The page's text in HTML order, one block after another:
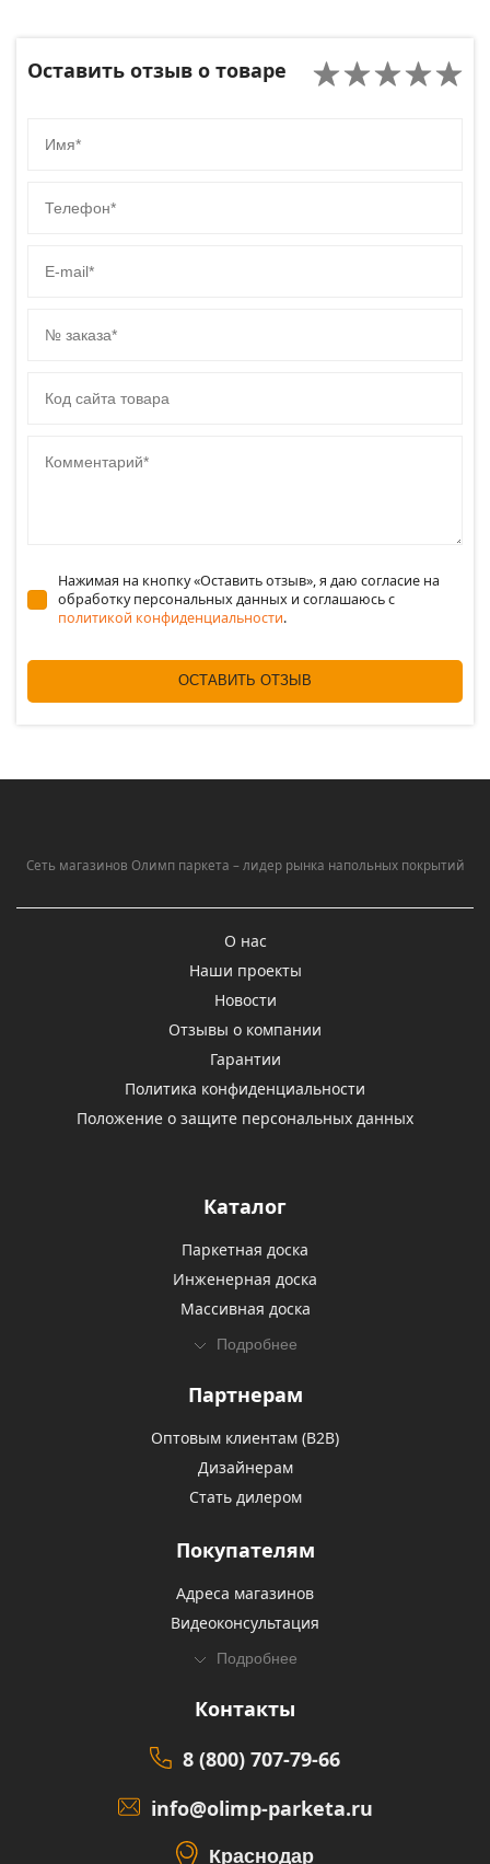
Оставить отзыв о товаре
Нажимая на кнопку «Оставить отзыв», я даю согласие на
обработку персональных данных и соглашаюсь c
политикой конфиденциальности.
ОСТАВИТЬ ОТЗЫВ
Сеть магазинов Олимп паркета – лидер рынка напольных покрытий
О нас
Наши проекты
Новости
Отзывы о компании
Гарантии
Политика конфиденциальности
Положение о защите персональных данных
Каталог
Паркетная доска
Инженерная доска
Массивная доска
Подробнее
Партнерам
Оптовым клиентам (В2В)
Дизайнерам
Стать дилером
Покупателям
Адреса магазинов
Видеоконсультация
Подробнее
Контакты
8 (800) 707-79-66
info@olimp-parketa.ru
Краснодар